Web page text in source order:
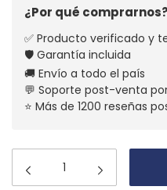
¿Por qué comprarnos?
✅ Producto verificado y
🛡️ Garantía incluida
🚚 Envío a todo el país
💬 Soporte post-venta
⭐ Más de 1200 reseñas